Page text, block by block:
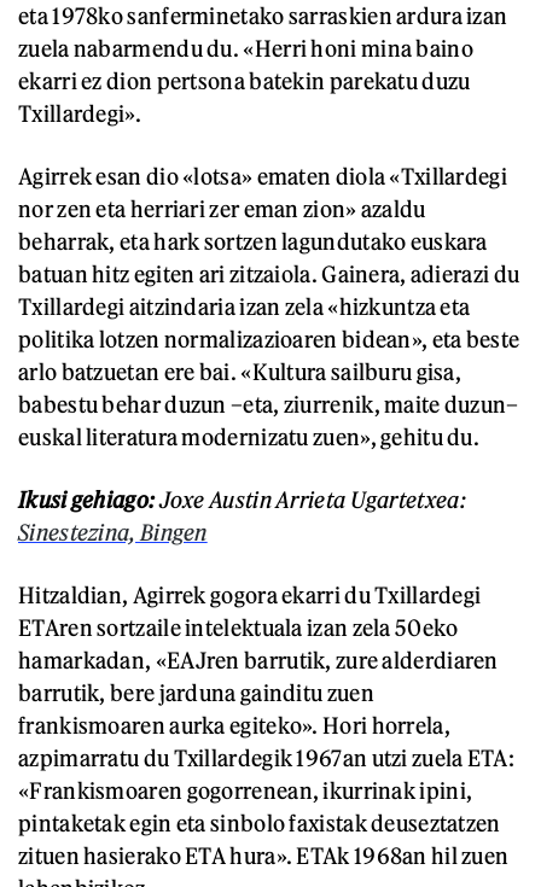
eta 1978ko sanferminetako sarraskien ardura izan
zuela nabarmendu du. «Herri honi mina baino
ekarri ez dion pertsona batekin parekatu duzu
Txillardegi».
Agirrek esan dio «lotsa» ematen diola «Txillardegi
nor zen eta herriari zer eman zion» azaldu
beharrak, eta hark sortzen lagundutako euskara
batuan hitz egiten ari zitzaiola. Gainera, adierazi du
Txillardegi aitzindaria izan zela «hizkuntza eta
politika lotzen normalizazioaren bidean», eta beste
arlo batzuetan ere bai. «Kultura sailburu gisa,
babestu behar duzun –eta, ziurrenik, maite duzun–
euskal literatura modernizatu zuen», gehitu du.
Ikusi gehiago:Joxe Austin Arrieta Ugartetxea:
Sinestezina, Bingen
Hitzaldian, Agirrek gogora ekarri du Txillardegi
ETAren sortzaile intelektuala izan zela 50eko
hamarkadan, «EAJren barrutik, zure alderdiaren
barrutik, bere jarduna gainditu zuen
frankismoaren aurka egiteko». Hori horrela,
azpimarratu du Txillardegik 1967an utzi zuela ETA:
«Frankismoaren gogorrenean, ikurrinak ipini,
pintaketak egin eta sinbolo faxistak deuseztatzen
zituen hasierako ETA hura». ETAk 1968an hil zuen